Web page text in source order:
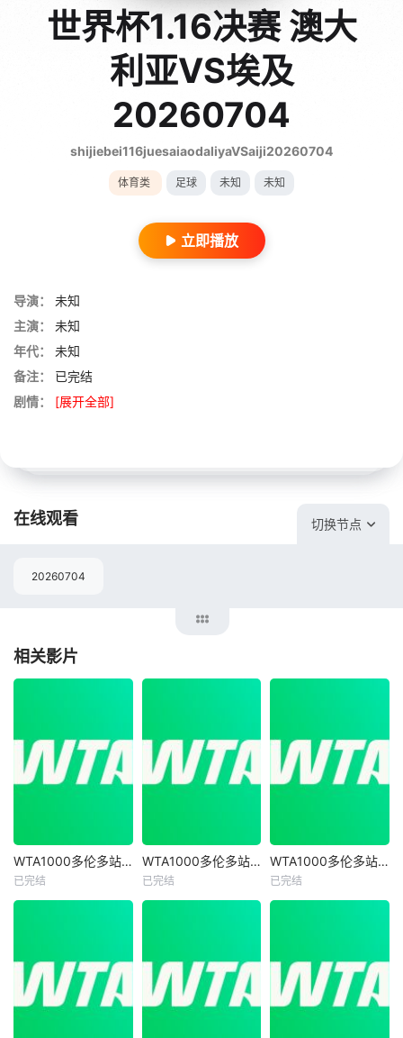
世界杯1.16决赛 澳大
利亚VS埃及
20260704
shijiebei116juesaiaodaliyaVSaiji20260704
体育类 足球 未知 未知
立即播放
导演：
未知
主演：
未知
年代：
未知
备注：
已完结
剧情：
[展开全部]
在线观看 切换节点
20260704
相关影片
WTA1000多伦多站女单第二轮 萨巴伦卡2-0内岛萌夏20260805 WTA1000多伦多站女单第二轮 萨巴伦卡2-0内岛萌夏20260805
已完结
WTA1000多伦多站女单第二轮 陶森0-2巴图科娃20260805 WTA1000多伦多站女单第二轮 陶森0-2巴图科娃20260805
已完结
WTA1000多伦多站女单第一轮 巴图科娃2-0安德莱斯库 20260804 WTA1000多伦多站女单第一轮 巴图科娃2-0安德莱斯库 20260804
已完结